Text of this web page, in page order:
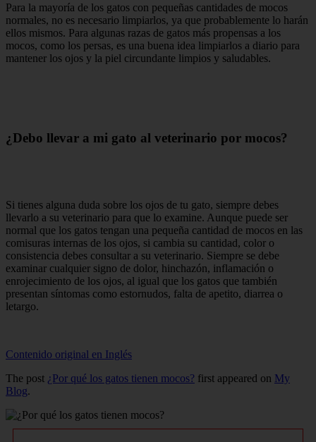
Para la mayoría de los gatos con pequeñas cantidades de mocos
normales, no es necesario limpiarlos, ya que probablemente lo harán
ellos mismos. Para algunas razas de gatos más propensas a los
mocos, como los persas, es una buena idea limpiarlos a diario para
mantener los ojos y la piel circundante limpios y saludables.
¿Debo llevar a mi gato al veterinario por mocos?
Si tienes alguna duda sobre los ojos de tu gato, siempre debes
llevarlo a su veterinario para que lo examine. Aunque puede ser
normal que los gatos tengan una pequeña cantidad de mocos en las
comisuras internas de los ojos, si cambia su cantidad, color o
consistencia debes consultar a su veterinario. Siempre se debe
examinar cualquier signo de dolor, hinchazón, inflamación o
enrojecimiento de los ojos, al igual que los gatos que también
presentan síntomas como estornudos, falta de apetito, diarrea o
letargo.
Contenido original en Inglés
The post ¿Por qué los gatos tienen mocos? first appeared on My
Blog.